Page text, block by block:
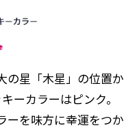
の星「木星」の位置か
ーカラーはピンク。
ーを味方に幸運をつか